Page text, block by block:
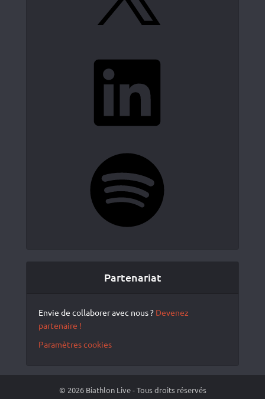
Partenariat
Envie de collaborer avec nous ? Devenez
partenaire !
Paramètres cookies
© 2026 Biathlon Live - Tous droits réservés